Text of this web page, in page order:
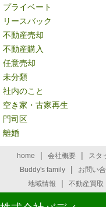
プライベート
リースバック
不動産売却
不動産購入
任意売却
未分類
社内のこと
空き家・古家再生
門司区
離婚
home | 会社概要 | スタ
Buddy's family | お問い
地域情報 | 不動産買取